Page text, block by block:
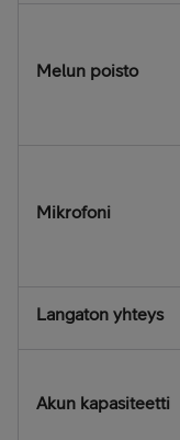
Melun poisto
Mikrofoni
Langaton yhteys
Akun kapasiteetti